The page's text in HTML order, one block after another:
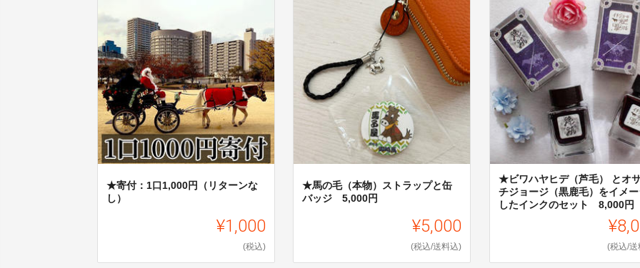
★寄付：1口1,000円（リターンな
し）
¥1,000
(税込)
★馬の毛（本物）ストラップと缶
バッジ 5,000円
¥5,000
(税込/送料込)
★ビワハヤヒデ（芦毛） とオ
チジョージ（黒鹿毛）をイメ
したインクのセット 8,000円
(税込/送